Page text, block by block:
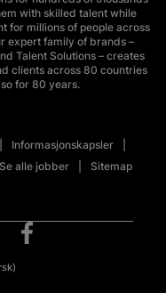
with skilled talent while
for millions of people across
expert family of brands –
Talent Solutions – creates
clients across 80 countries
for 80 years.
Informasjonskapsler
Se alle jobber Sitemap